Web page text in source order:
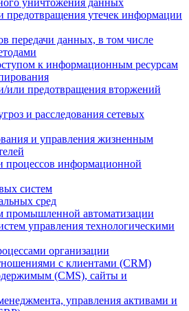
уничтожения данных
предотвращения утечек информации
передачи данных, в том числе
к информационным ресурсам
или предотвращения вторжений
и расследования сетевых
и управления жизненным
процессов информационной
систем
сред
промышленной автоматизации
управления технологическими
организации
с клиентами (CRM)
(CMS), сайты и
управления активами и